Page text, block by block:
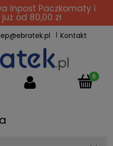
Inpost Paczkomaty i
już od 80,00 zł
Kontakt